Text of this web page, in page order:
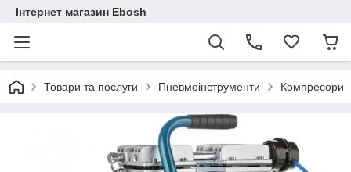
Інтернет магазин Ebosh
Товари та послуги Пневмоінструменти Компресори